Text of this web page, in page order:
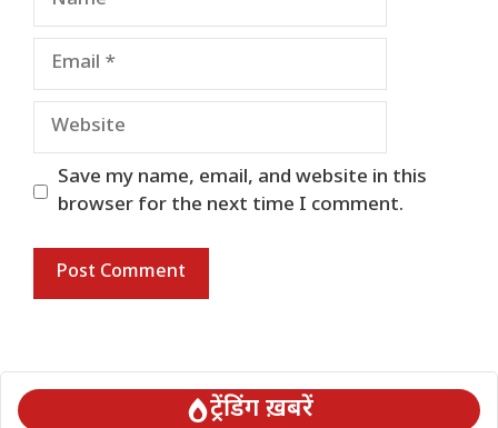
Email
Website
Save my name, email, and website in this
browser for the next time I comment.
ट्रेंडिंग ख़बरें